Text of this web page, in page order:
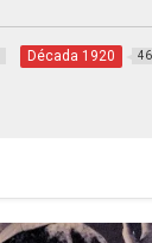
Década 1920